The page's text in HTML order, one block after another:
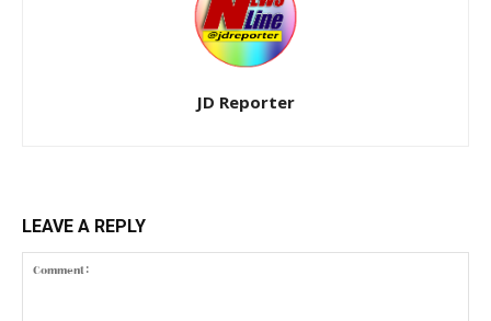
JD Reporter
LEAVE A REPLY